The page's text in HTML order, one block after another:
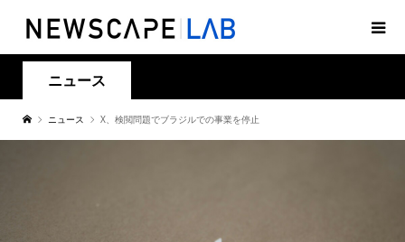
ニュース
ニュース X、検閲問題でブラジルでの事業を停止